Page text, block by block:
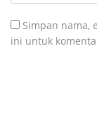
Simpan nama,
ini untuk